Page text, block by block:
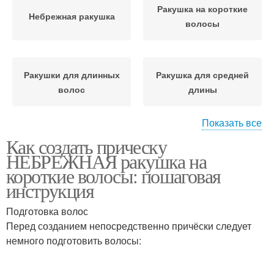
Небрежная ракушка
Ракушка на короткие
волосы
Ракушки для длинных
волос
Ракушка для средней
длины
Волнистая ракушка Укладка с ракушкой
Показать все
Как создать прическу
НЕБРЕЖНАЯ ракушка на
короткие волосы: пошаговая
инструкция
Подготовка волос
Перед созданием непосредственно причёски следует
немного подготовить волосы: